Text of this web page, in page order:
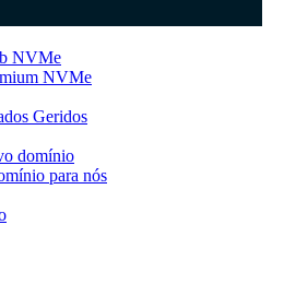
NVMe
NVMe
Geridos
domínio
para nós